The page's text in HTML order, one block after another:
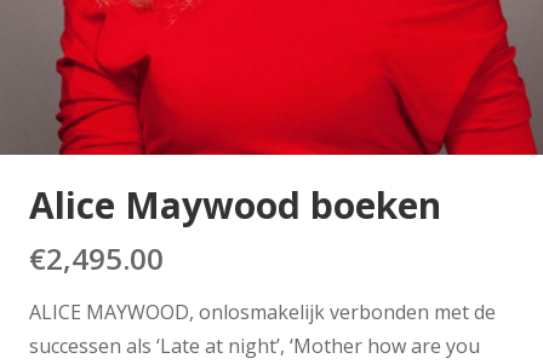
Alice Maywood boeken
€2,495.00
ALICE MAYWOOD, onlosmakelijk verbonden met de
successen als ‘Late at night’, ‘Mother how are you